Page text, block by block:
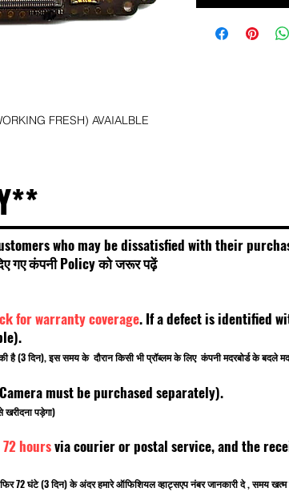
FRESH) AVAIALBLE
who may be dissatisfied with their
गए कंपनी Policy को जरूर पढ़ें
for warranty coverage. If a defect is identified
की है (3 दिन), इस समय के दौरान किसी भी प्रॉब्लम के लिए कंपनी मदरबोर्ड के
must be purchased separately).
पड़ेगा)
hoursvia courier or postal service, and the
फिर 72 घंटे (3 दिन) के अंदर हमारे ऑफिशियल व्हाट्सएप नंबर जानकारी दे , समय